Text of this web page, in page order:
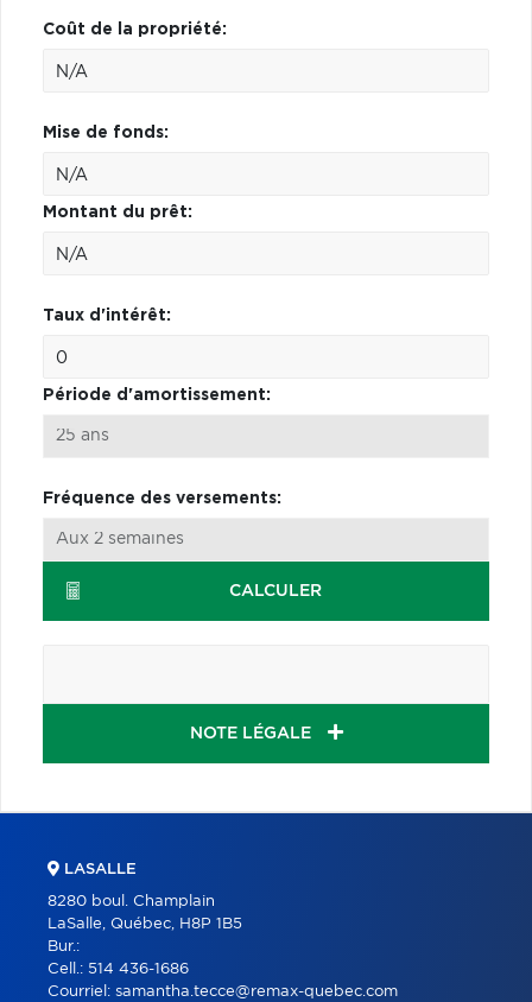
Coût de la propriété:
Mise de fonds:
Montant du prêt:
Taux d'intérêt:
Période d'amortissement:
Fréquence des versements:
CALCULER
NOTE LÉGALE
LASALLE
8280 boul. Champlain
LaSalle, Québec, H8P 1B5
Bur.:
Cell.: 514 436-1686
Courriel: samantha.tecce@remax-quebec.com